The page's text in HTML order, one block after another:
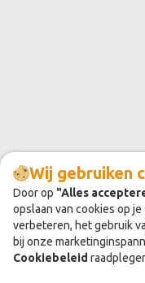
Wij gebruiken
Door op "Alles
opslaan van cookies op
verbeteren, het gebruik
bij onze
Cookiebeleid